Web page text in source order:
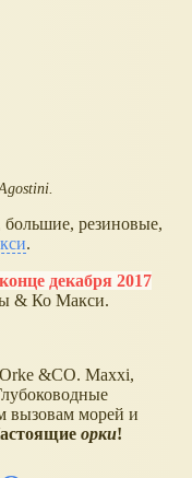
резиновые,
.
декабря 2017
& Ко Макси.
&CO. Maxxi,
вызовам морей и
орки!